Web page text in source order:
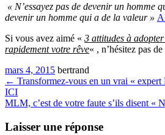
« N’essayez pas de devenir un homme
devenir un homme qui a de la valeur »
Si vous avez aimé « 3 attitudes à
rapidement votre rêve« , n’hésitez pas
mars 4, 2015 bertrand
← Transformez-vous en un vrai «
ICI
MLM, c’est de votre faute s’ils disent «
Laisser une réponse